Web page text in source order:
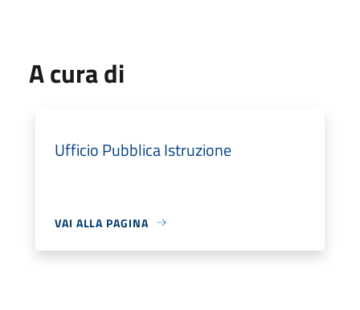
A cura di
Ufficio Pubblica Istruzione
VAI ALLA PAGINA